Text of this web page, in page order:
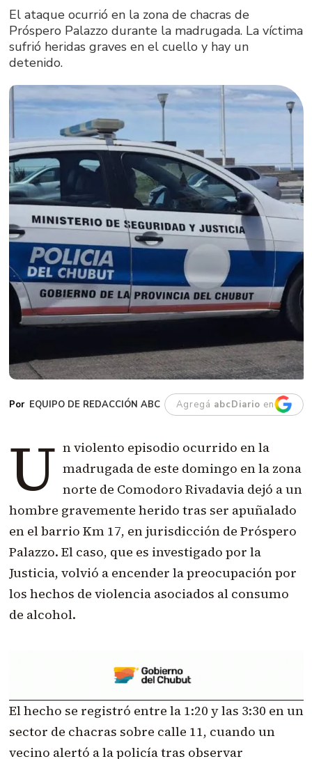
El ataque ocurrió en la zona de chacras de
Próspero Palazzo durante la madrugada. La víctima
sufrió heridas graves en el cuello y hay un
detenido.
EQUIPO DE REDACCIÓN ABC Agregá abcDiario en
U n violento episodio ocurrido en la
madrugada de este domingo en la zona
norte de Comodoro Rivadavia dejó a un
hombre gravemente herido tras ser apuñalado
en el barrio Km 17, en jurisdicción de Próspero
Palazzo. El caso, que es investigado por la
Justicia, volvió a encender la preocupación por
los hechos de violencia asociados al consumo
de alcohol.
El hecho se registró entre la 1:20 y las 3:30 en un
sector de chacras sobre calle 11, cuando un
vecino alertó a la policía tras observar